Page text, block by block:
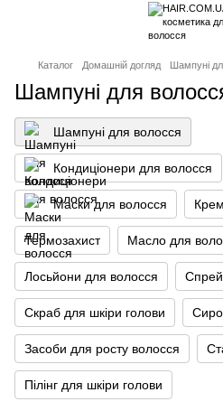
Каталог Домашній догляд Шампуні
Шампуні для
Шампуні для волосся
Кондиціонери для волосся
Маски для волосся
Термозахист Масло для
Лосьйони для волосся
Скраб для шкіри голови
Засоби для росту волосся
Пілінг для шкіри голови